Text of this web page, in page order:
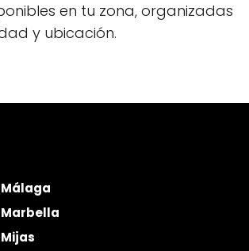
en tu zona, organizadas
y ubicación.